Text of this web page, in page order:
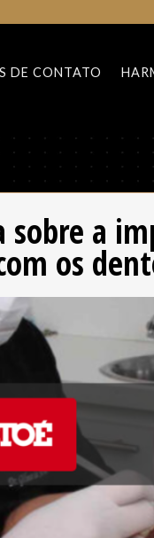
DE CONTATO
sobre a
os